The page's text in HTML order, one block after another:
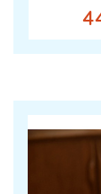
4